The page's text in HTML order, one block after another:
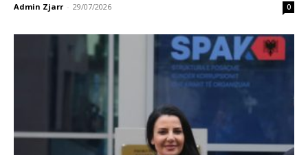
Admin Zjarr - 29/07/2026 0